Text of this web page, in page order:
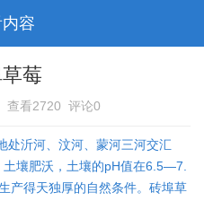
容
莓
查看2720 评论0
处沂河、汶河、蒙河三河交汇
壤肥沃，土壤的pH值在6.5—7.
产得天独厚的自然条件。砖埠草